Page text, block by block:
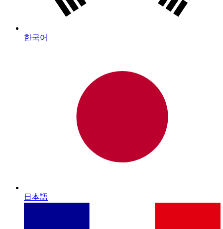
한국어
日本語